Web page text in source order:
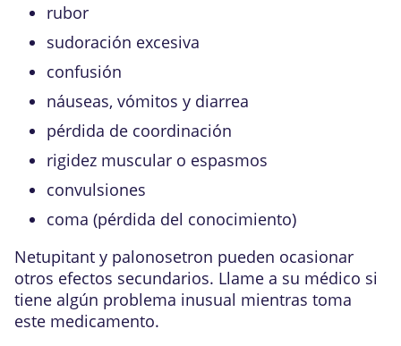
rubor
sudoración excesiva
confusión
náuseas, vómitos y diarrea
pérdida de coordinación
rigidez muscular o espasmos
convulsiones
coma (pérdida del conocimiento)
Netupitant y palonosetron pueden ocasionar
otros efectos secundarios. Llame a su médico si
tiene algún problema inusual mientras toma
este medicamento.